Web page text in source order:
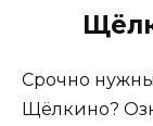
Срочно
Щёлкино?